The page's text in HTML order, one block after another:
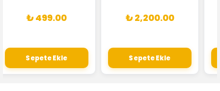
₺ 499.00
Sepete Ekle
₺ 2,200.00
Sepete Ekle